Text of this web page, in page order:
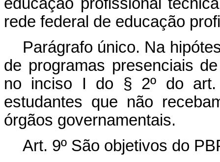
rede federal de educação
Parágrafo único. Na
de programas presenciais
no inciso I do § 2º do art.
estudantes que não
órgãos governamentais.
Art. 9º São objetivos do